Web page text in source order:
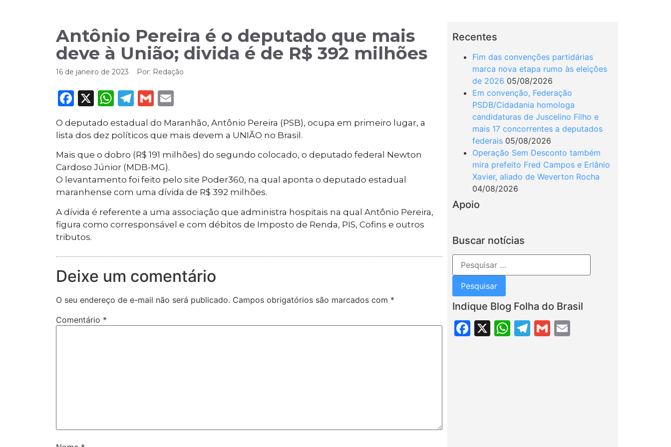
Antônio Pereira é o deputado que mais
deve à União; divida é de R$ 392 milhões
16 de janeiro de 2023 Por: Redação
Facebook
X WhatsApp
Telegram
Gmail
O deputado estadual do Maranhão, Antônio Pereira (PSB), ocupa em primeiro lugar, a
lista dos dez políticos que mais devem a UNIÃO no Brasil.
Mais que o dobro (R$ 191 milhões) do segundo colocado, o deputado federal Newton
Cardoso Júnior (MDB-MG).
O levantamento foi feito pelo site Poder360, na qual aponta o deputado estadual
maranhense com uma dívida de R$ 392 milhões.
A dívida é referente a uma associação que administra hospitais na qual Antônio Pereira,
figura como corresponsável e com débitos de Imposto de Renda, PIS, Cofins e outros
tributos.
Deixe um comentário
O seu endereço de e-mail não será publicado. Campos obrigatórios são marcados com *
Comentário *
Recentes
Fim das convenções partidárias
marca nova etapa rumo às eleições
de 2026 05/08/2026
Em convenção, Federação
PSDB/Cidadania homologa
candidaturas de Juscelino Filho e
mais 17 concorrentes a deputados
federais 05/08/2026
Operação Sem Desconto também
mira prefeito Fred Campos e Erlânio
Xavier, aliado de Weverton Rocha
04/08/2026
Apoio
Buscar notícias
Indique Blog Folha do Brasil
Facebook
X WhatsApp
Telegram
Gmail